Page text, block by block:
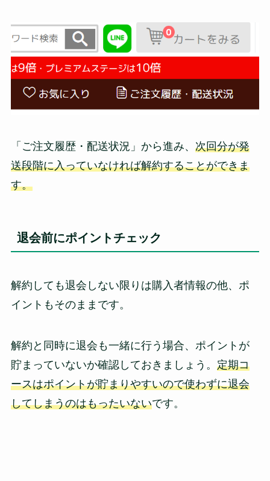
「ご注文履歴・配送状況」から進み、 次回分が発
送段階に入っていなければ解約することができま
す。
退会前にポイントチェック
解約しても退会しない限りは購入者情報の他、ポ
イントもそのままです。
解約と同時に退会も一緒に行う場合、ポイントが
貯まっていないか確認しておきましょう。 定期コ
ースはポイントが貯まりやすいので使わずに退会
してしまうのはもったいないです。